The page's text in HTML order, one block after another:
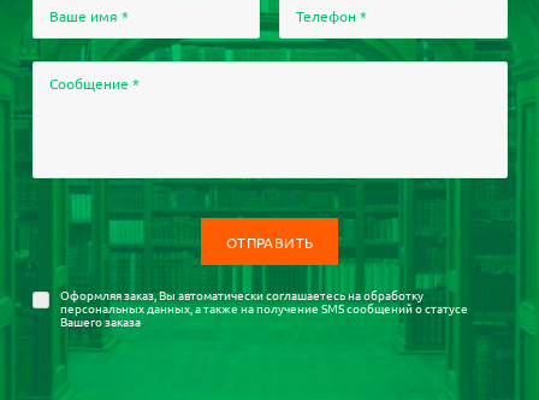
Ваше имя * Телефон *
Сообщение *
Оформляя заказ, Вы автоматически соглашаетесь наобработку
персональных данных, а также на получение SMS сообщений о статусе
Вашего заказа